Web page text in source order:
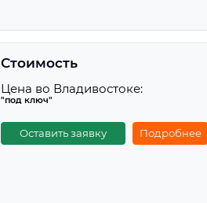
Стоимость
Цена во Владивостоке:
"под ключ"
Оставить заявку Подробнее